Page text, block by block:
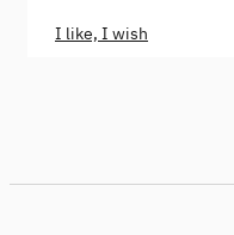
I like, I wish